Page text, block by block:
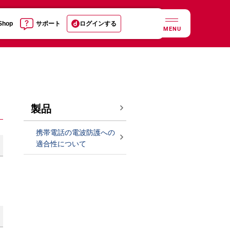
サポート ログインする
MENU
製品
携帯電話の電波防護への
適合性について